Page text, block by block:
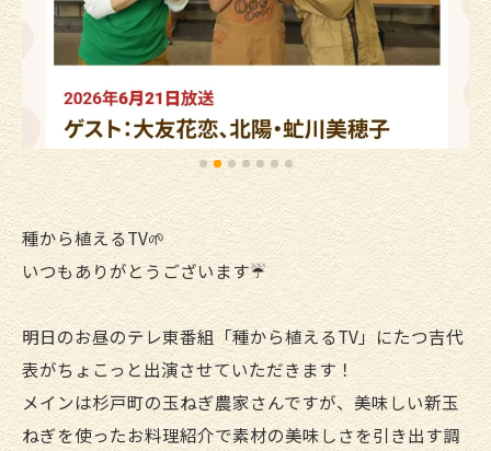
種から植えるTV🌱
いつもありがとうございます☔
明日のお昼のテレ東番組「種から植えるTV」にたつ吉代
表がちょこっと出演させていただきます！
メインは杉戸町の玉ねぎ農家さんですが、美味しい新玉
ねぎを使ったお料理紹介で素材の美味しさを引き出す調